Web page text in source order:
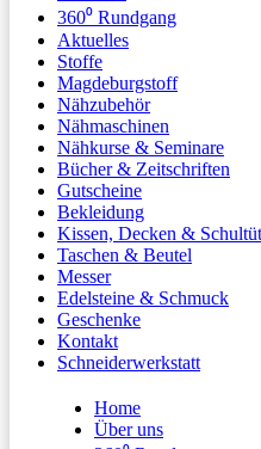
360⁰ Rundgang
Aktuelles
Stoffe
Magdeburgstoff
Nähzubehör
Nähmaschinen
Nähkurse & Seminare
Bücher & Zeitschriften
Gutscheine
Bekleidung
Kissen, Decken &
Taschen & Beutel
Messer
Edelsteine & Schmuck
Geschenke
Kontakt
Schneiderwerkstatt
Home
Über uns